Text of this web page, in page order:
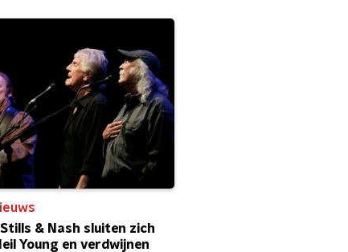
& Nash sluiten zich
Young en verdwijnen